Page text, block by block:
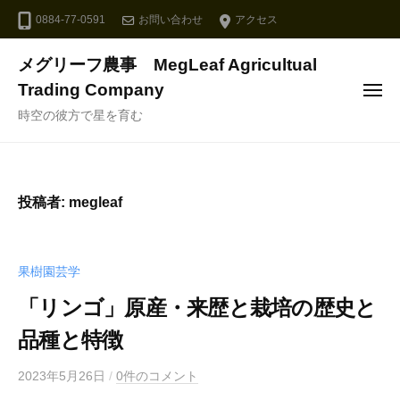
ン
0884-77-0591 お問い合わせ アクセス
メグリーフ農事 MegLeaf Agricultual
Trading Company
時空の彼方で星を育む
メ
投稿者: megleaf
果樹園芸学
「リンゴ」原産・来歴と栽培の歴史と
品種と特徴
2023年5月26日 b/ 0件のコメント